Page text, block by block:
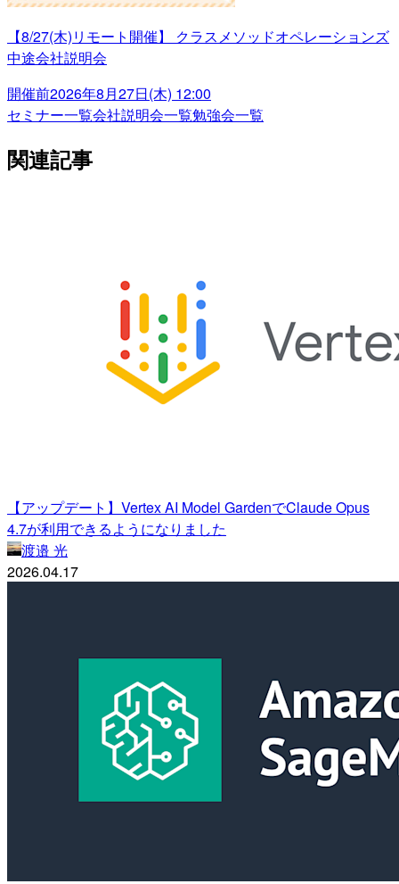
【8/27(木)リモート開催】 クラスメソッドオペレーションズ
中途会社説明会
開催前2026年8月27日(木) 12:00
セミナー一覧会社説明会一覧勉強会一覧
関連記事
【アップデート】Vertex AI Model GardenでClaude Opus
4.7が利用できるようになりました
渡邉 光
2026.04.17